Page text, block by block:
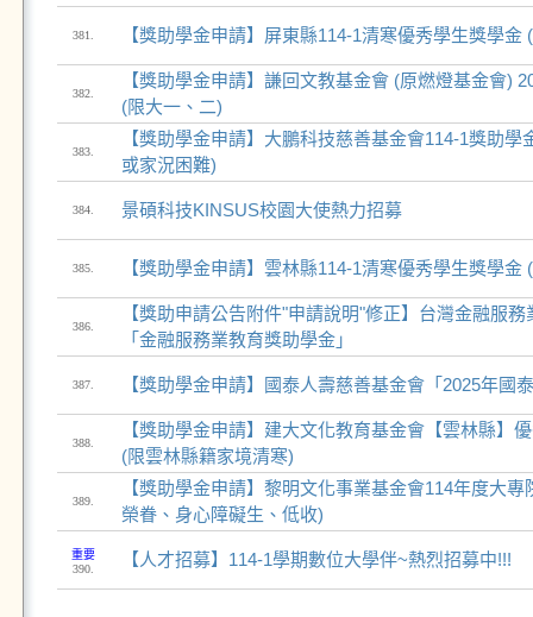
381. 【獎助學金申請】屏東縣114-1清寒優秀學生獎學金
382.
【獎助學金申請】謙回文教基金會 (原燃燈基金會)
(限大一、二)
383.
【獎助學金申請】大鵬科技慈善基金會114-1獎助學
或家況困難)
384. 景碩科技KINSUS校園大使熱力招募
385. 【獎助學金申請】雲林縣114-1清寒優秀學生獎學金
386.
【獎助申請公告附件"申請說明"修正】台灣金融服
「金融服務業教育獎助學金」
387. 【獎助學金申請】國泰人壽慈善基金會「2025年國
388.
【獎助學金申請】建大文化教育基金會【雲林縣】
(限雲林縣籍家境清寒)
389.
【獎助學金申請】黎明文化事業基金會114年度大
榮眷、身心障礙生、低收)
重要
390.
【人才招募】114-1學期數位大學伴~熱烈招募中!!!